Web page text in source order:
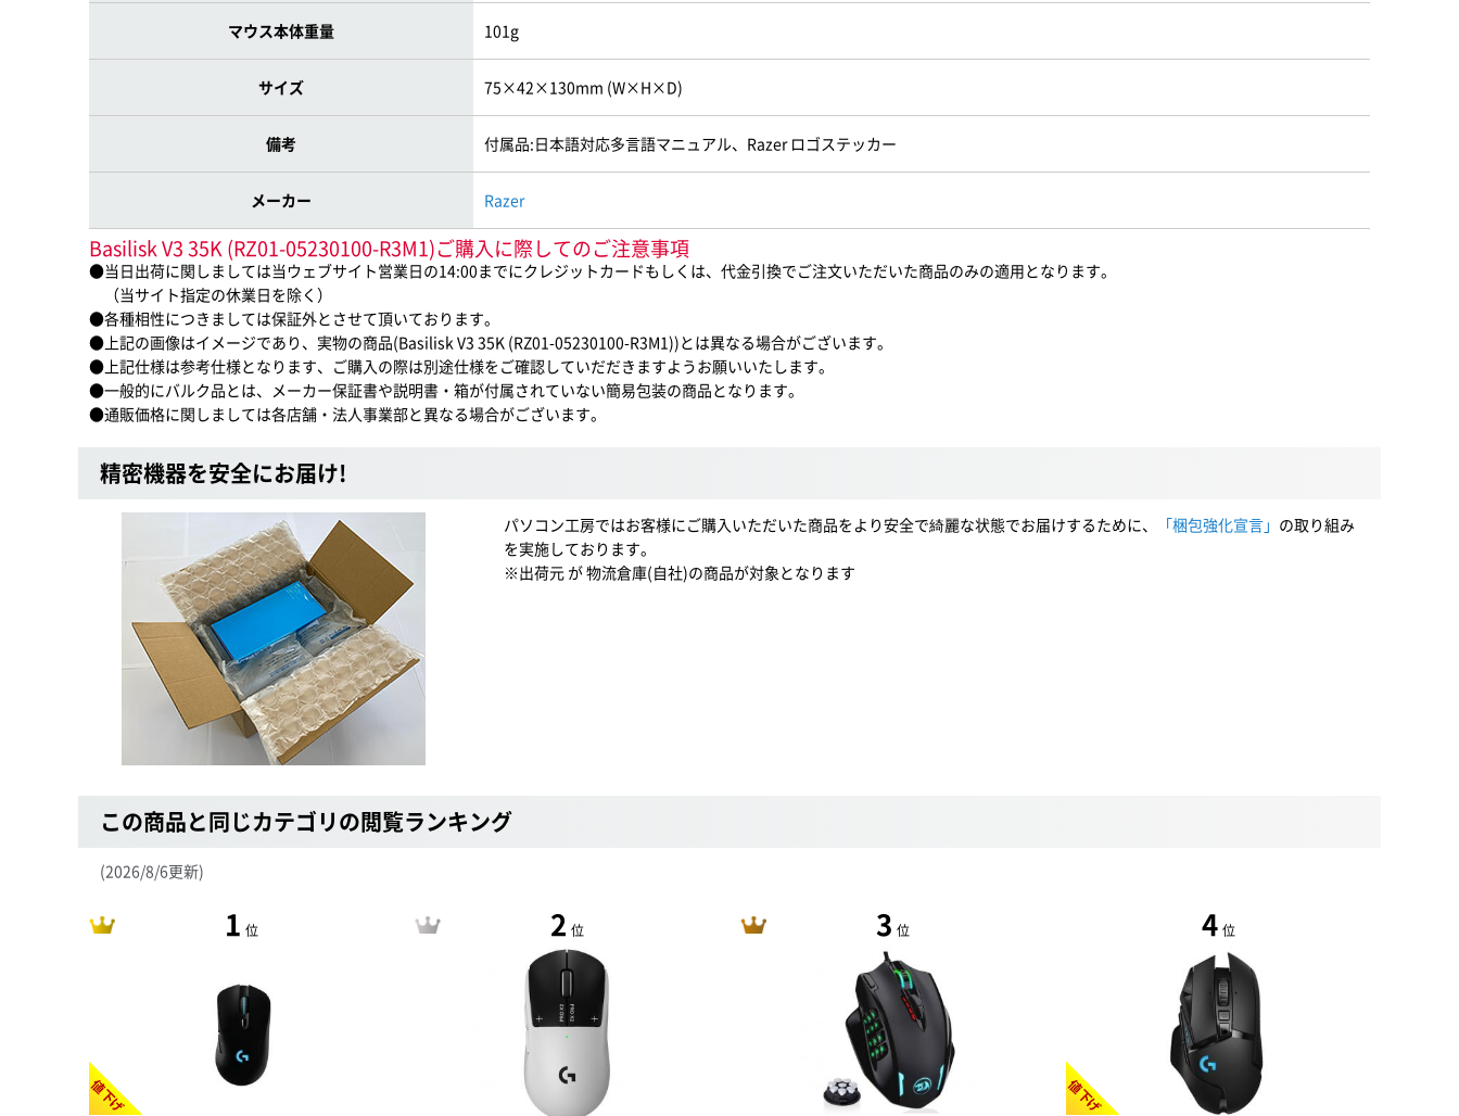
マウス本体重量 101g
サイズ 75×42×130mm (W×H×D)
備考 付属品:日本語対応多言語マニュアル、Razer ロゴステッカー
メーカー Razer
Basilisk V3 35K (RZ01-05230100-R3M1)ご購入に際してのご注意事項
●当日出荷に関しましては当ウェブサイト営業日の14:00までにクレジットカードもしくは、代金引換でご注文いただいた商品のみの適用となります。
（当サイト指定の休業日を除く）
●各種相性につきましては保証外とさせて頂いております。
●上記の画像はイメージであり、実物の商品(Basilisk V3 35K (RZ01-05230100-R3M1))とは異なる場合がございます。
●上記仕様は参考仕様となります、ご購入の際は別途仕様をご確認していだだきますようお願いいたします。
●一般的にバルク品とは、メーカー保証書や説明書・箱が付属されていない簡易包装の商品となります。
●通販価格に関しましては各店舗・法人事業部と異なる場合がございます。
精密機器を安全にお届け!
パソコン工房ではお客様にご購入いただいた商品をより安全で綺麗な状態でお届けするために、 「梱包強化宣言」 の取り組み
を実施しております。
※出荷元 が 物流倉庫(自社)の商品が対象となります
この商品と同じカテゴリの閲覧ランキング
(2026/8/6更新)
1 位
値下げ
2 位 3 位 4 位
値下げ